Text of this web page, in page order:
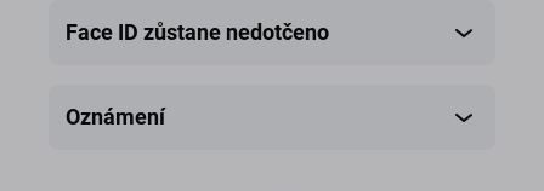
Face ID zůstane nedotčeno
Oznámení